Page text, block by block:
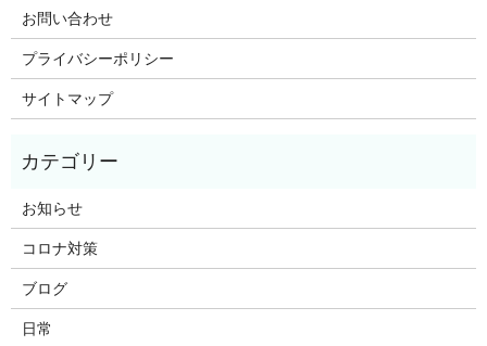
お問い合わせ
プライバシーポリシー
サイトマップ
お知らせ
コロナ対策
ブログ
日常